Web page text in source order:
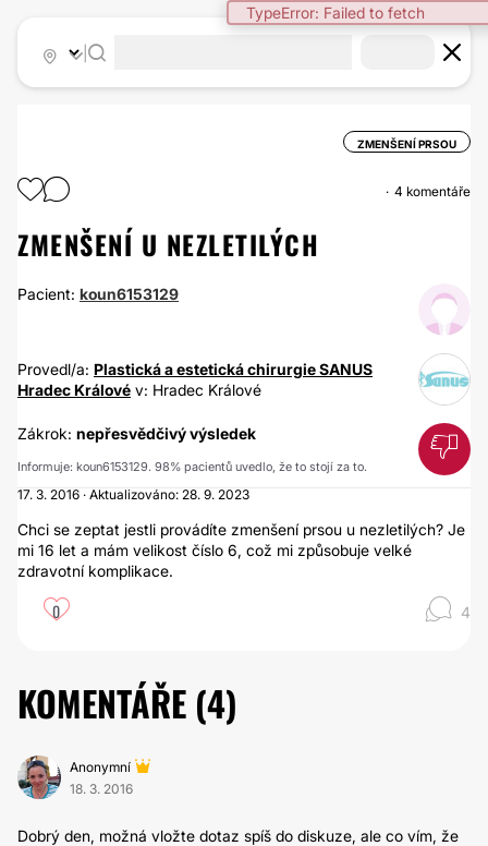
TypeError: Failed to fetch
ZMENŠENÍ PRSOU
4 komentáře
ZMENŠENÍ U NEZLETILÝCH
Pacient: koun6153129
Provedl/a: Plastická a estetická chirurgie SANUS
Hradec Králové v: Hradec Králové
Zákrok: nepřesvědčivý výsledek
Informuje: koun6153129. 98% pacientů uvedlo, že to stojí za to.
17. 3. 2016 · Aktualizováno: 28. 9. 2023
Chci se zeptat jestli provádíte zmenšení prsou u nezletilých? Je
mi 16 let a mám velikost číslo 6, což mi způsobuje velké
zdravotní komplikace.
0 4
KOMENTÁŘE (4)
Anonymní
18. 3. 2016
Dobrý den, možná vložte dotaz spíš do diskuze, ale co vím, že